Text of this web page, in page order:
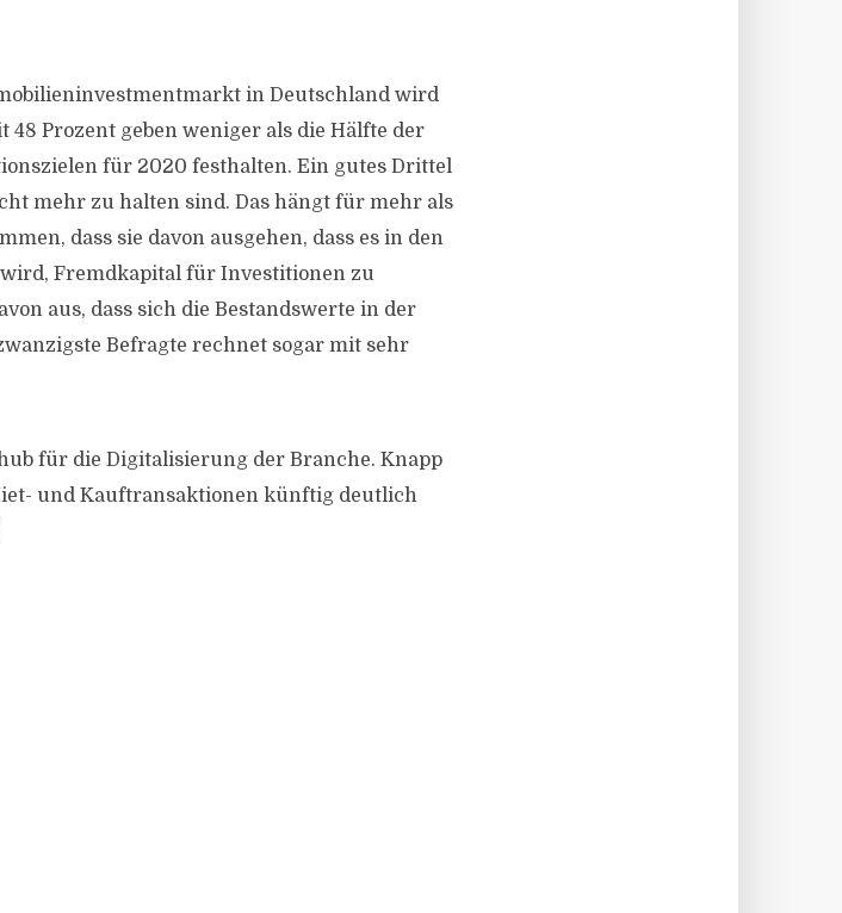
in Deutschland wird
Prozent geben weniger als die Hälfte der
für 2020 festhalten. Ein gutes Drittel
mehr zu halten sind. Das hängt für mehr als
dass sie davon ausgehen, dass es in den
Fremdkapital für Investitionen zu
aus, dass sich die Bestandswerte in der
Befragte rechnet sogar mit sehr
für die Digitalisierung der Branche. Knapp
und Kauftransaktionen künftig deutlich